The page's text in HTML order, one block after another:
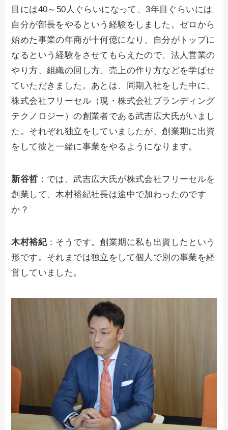
目には40～50人ぐらいになって、3年目ぐらいには
自分が部長をやるという経験をしました。ゼロから
始めた事業の年商が十何億になり、自分がトップに
なるという経験をさせてもらえたので、法人営業の
やり方、組織の回し方、売上の作り方などを学ばせ
ていただきました。あとは、同期入社をした中に、
株式会社フリーセル（現・株式会社ブランディング
テクノロジー）の創業者である武吉広大氏がいまし
た。それぞれ独立をしていましたが、創業期に出資
をして彼と一緒に事業をやるようになります。
新谷哲 ：では、武吉広大氏が株式会社フリーセルを
創業して、木村裕紀社長は途中で加わったのです
か？
木村裕紀：そうです。創業期に私も出資したという
形です。それまでは独立をして個人で別の事業を経
営していました。